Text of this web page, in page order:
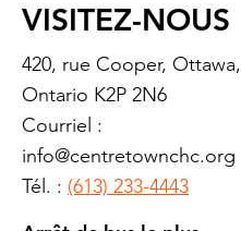
VISITEZ-NOUS
420, rue Cooper, Ottawa,
Ontario K2P 2N6
Courriel :
info@centretownchc.org
Tél. : (613) 233-4443